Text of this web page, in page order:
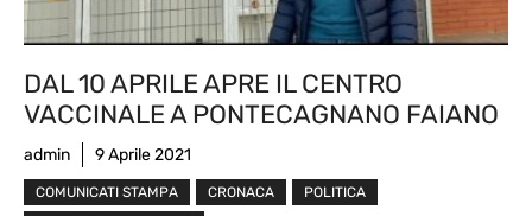
DAL 10 APRILE APRE IL CENTRO
VACCINALE A PONTECAGNANO FAIANO
admin 9 Aprile 2021
COMUNICATI STAMPA CRONACA
POLITICA